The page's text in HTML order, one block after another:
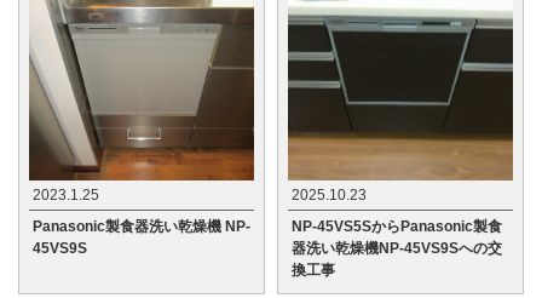
2023.1.25
Panasonic製食器洗い乾燥機 NP-
45VS9S
2025.10.23
NP-45VS5SからPanasonic製食
器洗い乾燥機NP-45VS9Sへの交
換工事